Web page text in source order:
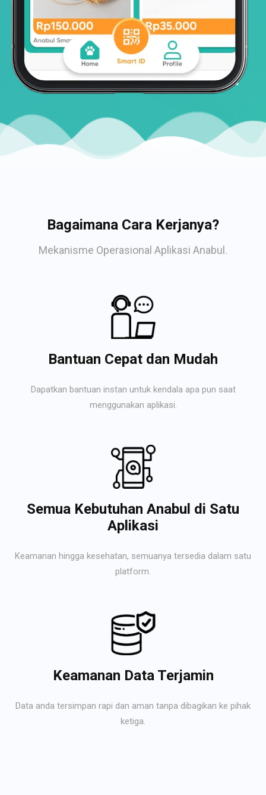
Bagaimana Cara Kerjanya?
Mekanisme Operasional Aplikasi Anabul.
Bantuan Cepat dan Mudah
Dapatkan bantuan instan untuk kendala apa pun saat
menggunakan aplikasi.
Semua Kebutuhan Anabul di Satu
Aplikasi
Keamanan hingga kesehatan, semuanya tersedia dalam satu
platform.
Keamanan Data Terjamin
Data anda tersimpan rapi dan aman tanpa dibagikan ke pihak
ketiga.